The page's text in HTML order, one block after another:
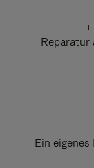
Reparatur
Ein